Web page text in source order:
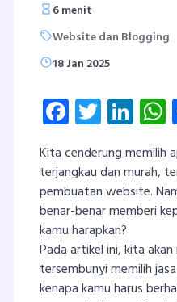
6 menit
Website dan Blogging
18 Jan 2025
Facebook
Kita cenderung memilih
terjangkau dan murah,
pembuatan website.
benar-benar memberi
kamu harapkan?
Pada artikel ini, kita
tersembunyi memilih
kenapa kamu harus